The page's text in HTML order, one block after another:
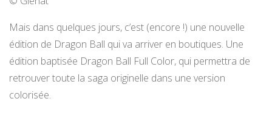
Mais dans quelques jours, c’est (encore !) une nouvelle
édition de Dragon Ball qui va arriver en boutiques. Une
édition baptisée Dragon Ball Full Color, qui permettra de
retrouver toute la saga originelle dans une version
colorisée.